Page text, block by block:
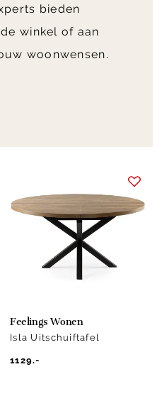
Feelings Wonen
Isla Uitschuiftafel
1129.-
bieden
winkel of aan
woonwensen.